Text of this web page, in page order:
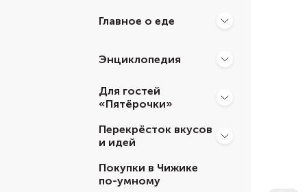
Главное о еде
Энциклопедия
Для гостей
«Пятёрочки»
Перекрёсток вкусов
и идей
Покупки в Чижике
по-умному